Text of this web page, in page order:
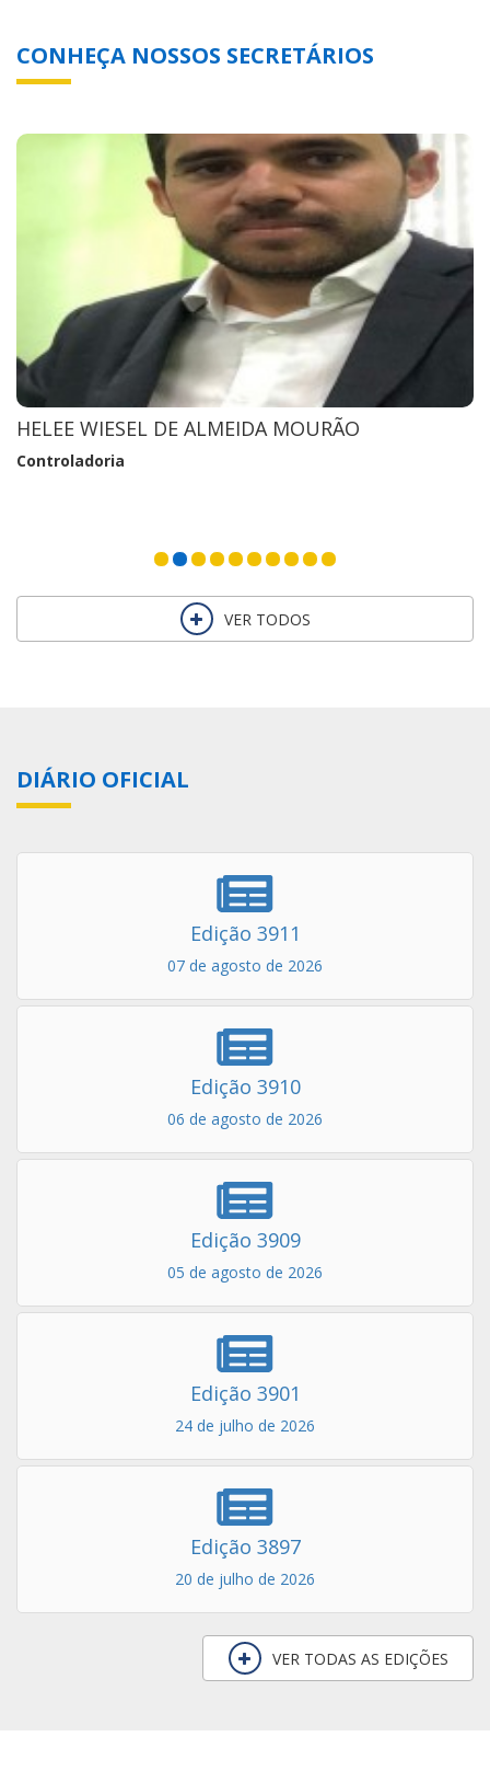
HELEE WIESEL DE ALMEIDA MOURÃO
Controladoria
VER TODOS
Edição 3911
07 de agosto de 2026
Edição 3910
06 de agosto de 2026
Edição 3909
05 de agosto de 2026
Edição 3901
24 de julho de 2026
Edição 3897
20 de julho de 2026
VER TODAS AS EDIÇÕES